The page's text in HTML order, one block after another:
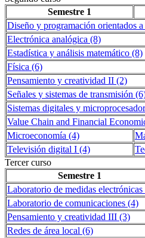
Semestre 1
Diseño y programación orientados
Electrónica analógica (8)
Estadística y análisis matemático (8)
Física (6)
Pensamiento y creatividad II (2)
Señales y sistemas de transmisión
Sistemas digitales y
Value Chain and Financial
Microeconomía (4)
Televisión digital I (4)
Tercer curso
Semestre 1
Laboratorio de medidas electrónicas
Laboratorio de comunicaciones (4)
Pensamiento y creatividad III (3)
Redes de área local (6)